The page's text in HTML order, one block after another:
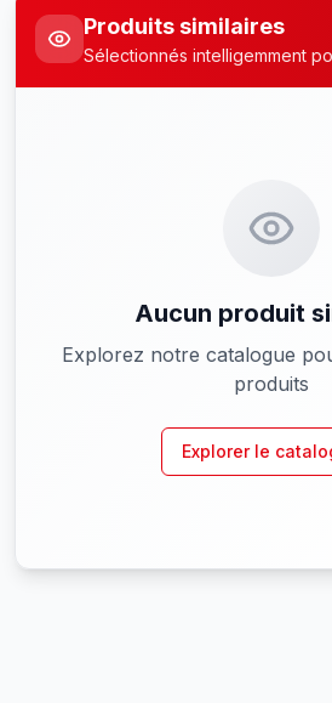
Produits similaires
Sélectionnés intelligemment
Aucun produit
Explorez notre catalogue
produits
Explorer le